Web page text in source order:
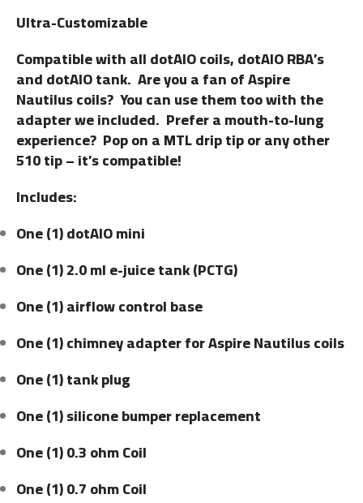
Ultra-Customizable
Compatible with all dotAIO coils, dotAIO RBA’s
and dotAIO tank. Are you a fan of Aspire
Nautilus coils? You can use them too with the
adapter we included. Prefer a mouth-to-lung
experience? Pop on a MTL drip tip or any other
510 tip – it’s compatible!
Includes:
One (1) dotAIO mini
One (1) 2.0 ml e-juice tank (PCTG)
One (1) airflow control base
One (1) chimney adapter for Aspire Nautilus coils
One (1) tank plug
One (1) silicone bumper replacement
One (1) 0.3 ohm Coil
One (1) 0.7 ohm Coil